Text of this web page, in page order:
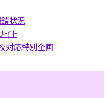
状況
ト
対応特別企画